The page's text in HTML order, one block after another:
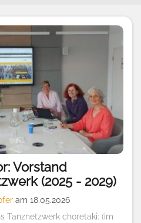
Vorstand
(2025 - 2029)
am 18.05.2026
Tanznetzwerk choretaki: (im